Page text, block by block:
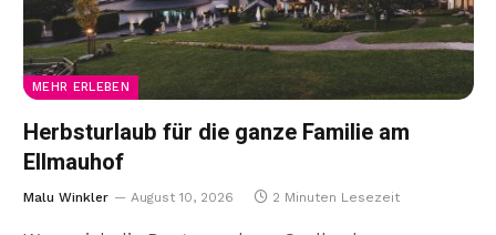
MEHR ERLEBEN
Herbsturlaub für die ganze Familie am
Ellmauhof
Malu Winkler August 10, 2026 2 Minuten Lesezeit